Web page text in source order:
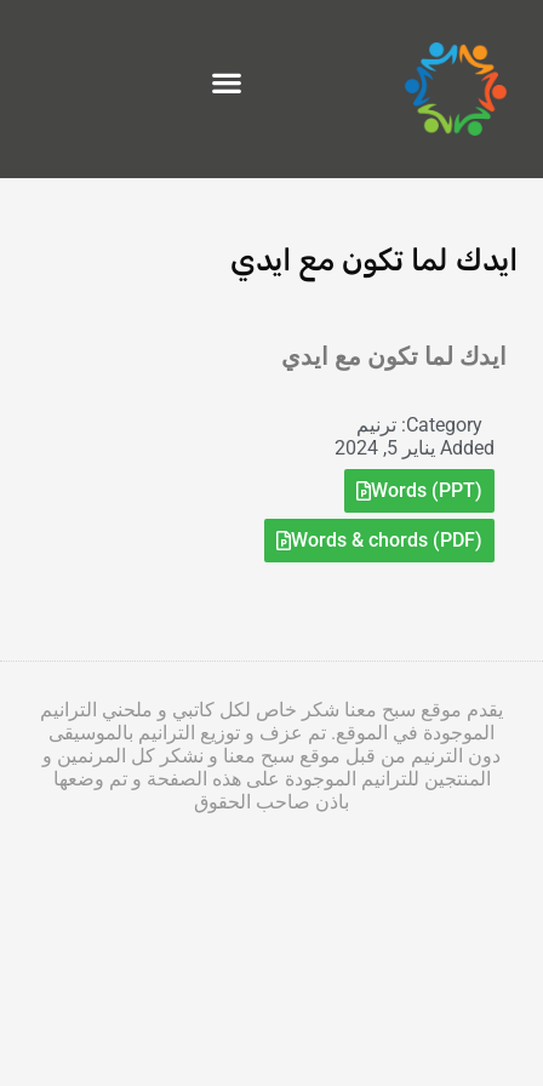
المحتوى
ايدك لما تكون مع ايدي
ايدك لما تكون مع ايدي
Category: ترنيم
Added يناير 5, 2024
Words (PPT)
Words & chords (PDF)
يقدم موقع سبح معنا شكر خاص لكل كاتبي و ملحني الترانيم
الموجودة في الموقع. تم عزف و توزيع الترانيم بالموسيقى
دون الترنيم من قبل موقع سبح معنا و نشكر كل المرنمين و
المنتجين للترانيم الموجودة على هذه الصفحة و تم وضعها
باذن صاحب الحقوق